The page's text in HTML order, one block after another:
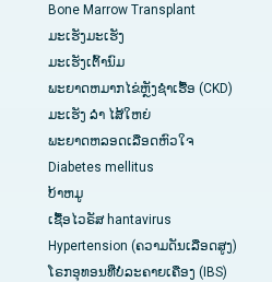
Bone Marrow Transplant
ມະເຮັງມະເຮັງ
ມະເຮັງເຕົ້ານົມ
ພະຍາດຫມາກໄຂ່ຫຼັງຊໍາເຮື້ອ (CKD)
ມະເຮັງ ລຳ ໄສ້ໃຫຍ່
ພະຍາດຫລອດເລືອດຫົວໃຈ
Diabetes mellitus
ບ້າຫມູ
ເຊື້ອໄວຣັສ hantavirus
Hypertension (ຄວາມດັນເລືອດສູງ)
ໂຣກອຸທອນທີ່ບໍ່ລະຄາຍເຄືອງ (IBS)